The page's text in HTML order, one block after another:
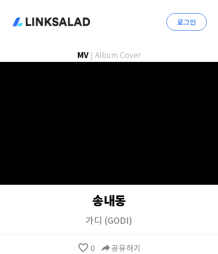
로그인
MV | Album Cover
송내동
가디 (GODI)
favorite_border 0 reply공유하기